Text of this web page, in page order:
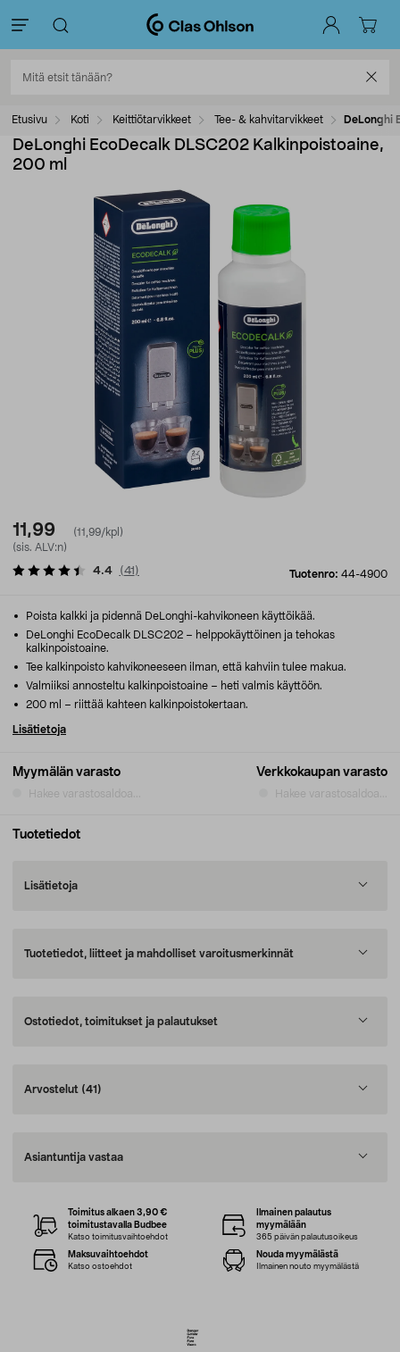
Etusivu Koti Keittiötarvikkeet Tee- & kahvitarvikkeet DeLonghi
DeLonghi EcoDecalk DLSC202 Kalkinpoistoaine,
200 ml
11,99
(11,99/kpl)
(sis. ALV:n)
Tuotenro: 44-4900
4.4 (41 )
Myymälän varasto
Hakee varastosaldoa...
Verkkokaupan varasto
Hakee varastosaldoa...
Poista kalkki ja pidennä DeLonghi-kahvikoneen käyttöikää.
DeLonghi EcoDecalk DLSC202 – helppokäyttöinen ja tehokas
kalkinpoistoaine.
Tee kalkinpoisto kahvikoneeseen ilman, että kahviin tulee makua.
Valmiiksi annosteltu kalkinpoistoaine – heti valmis käyttöön.
200 ml – riittää kahteen kalkinpoistokertaan.
Lisätietoja
Tuotetiedot
Lisätietoja
Tuotetiedot, liitteet ja mahdolliset varoitusmerkinnät
Ostotiedot, toimitukset ja palautukset
Arvostelut (41)
Asiantuntija vastaa
Toimitus alkaen 3,90 €
toimitustavalla Budbee
Katso toimitusvaihtoehdot
Ilmainen palautus
myymälään
365 päivän palautusoikeus
Maksuvaihtoehdot
Katso ostoehdot
Nouda myymälästä
Ilmainen nouto myymälästä